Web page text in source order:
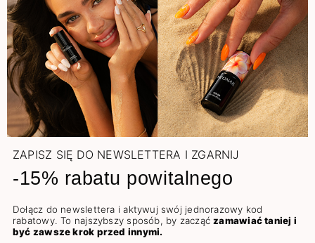
ZAPISZ SIĘ DO NEWSLETTERA I ZGARNIJ
-15% rabatu powitalnego
Dołącz do newslettera i aktywuj swój jednorazowy kod
rabatowy. To najszybszy sposób, by zacząćzamawiać taniej i
być zawsze krok przed innymi.